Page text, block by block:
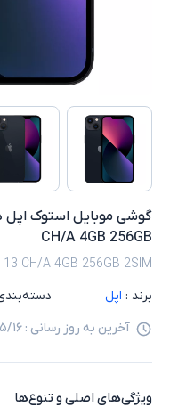
CH/A 4GB 256GB
CH/A 4GB 256GB 2SIM
برند : اپل
آخرین به روز رسانی :
ویژگی‌های اصلی و تنوع‌ها